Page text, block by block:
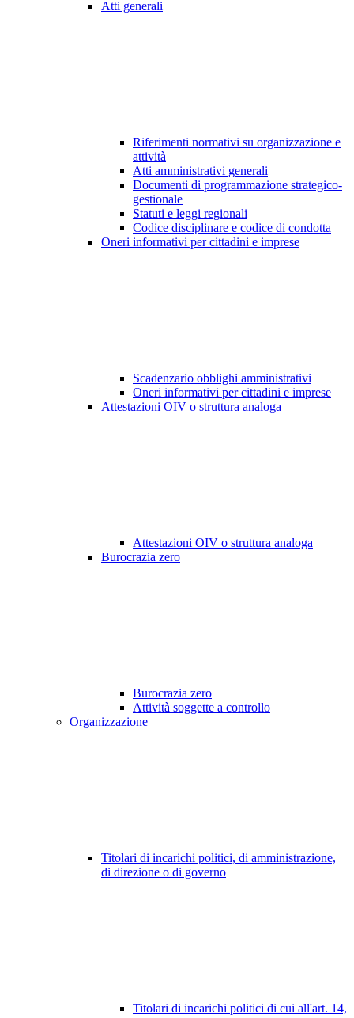
Atti generali
Riferimenti normativi su organizzazione e
attività
Atti amministrativi generali
Documenti di programmazione strategico-
gestionale
Statuti e leggi regionali
Codice disciplinare e codice di condotta
Oneri informativi per cittadini e imprese
Scadenzario obblighi amministrativi
Oneri informativi per cittadini e imprese
Attestazioni OIV o struttura analoga
Attestazioni OIV o struttura analoga
Burocrazia zero
Burocrazia zero
Attività soggette a controllo
Organizzazione
Titolari di incarichi politici, di amministrazione,
di direzione o di governo
Titolari di incarichi politici di cui all'art. 14,